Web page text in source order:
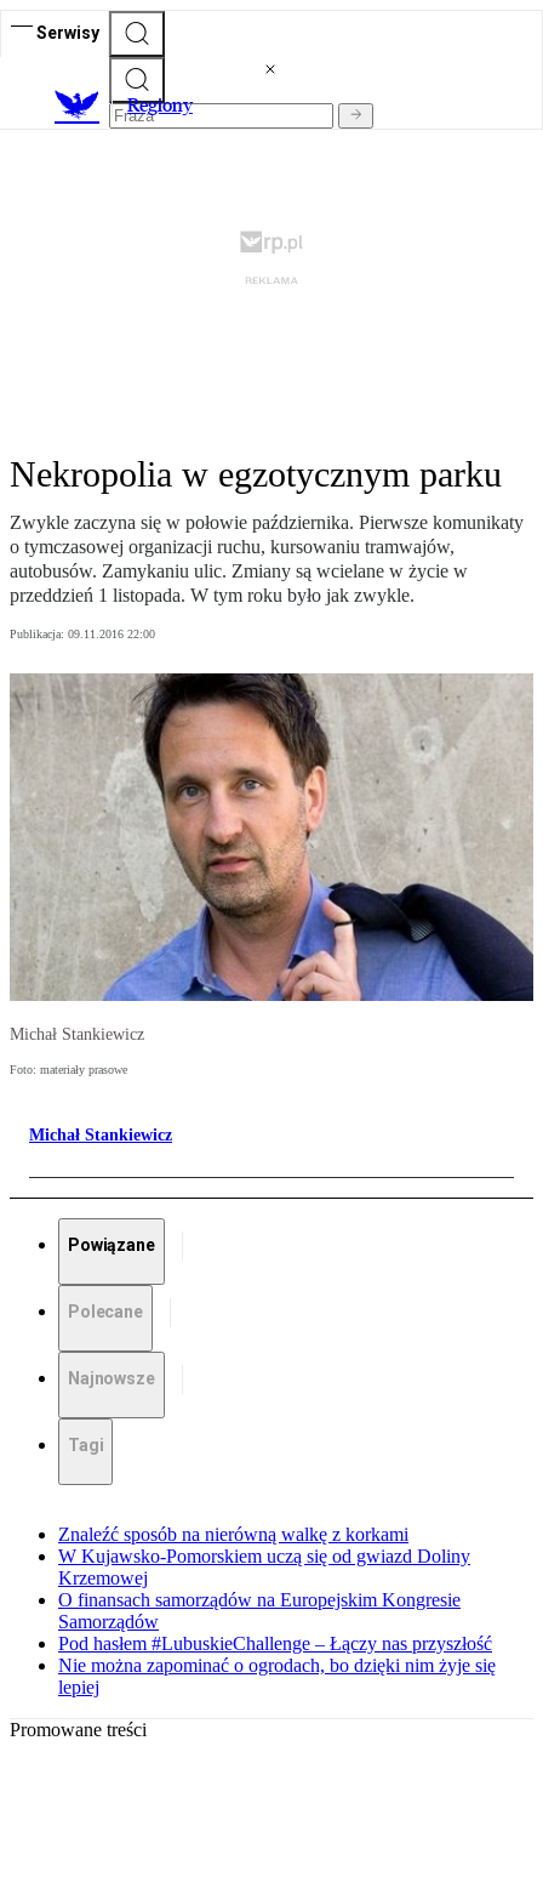
Serwisy
Regiony
Nekropolia w egzotycznym parku
Zwykle zaczyna się w połowie października. Pierwsze komunikaty
o tymczasowej organizacji ruchu, kursowaniu tramwajów,
autobusów. Zamykaniu ulic. Zmiany są wcielane w życie w
przeddzień 1 listopada. W tym roku było jak zwykle.
Publikacja: 09.11.2016 22:00
Michał Stankiewicz
Foto: materiały prasowe
Michał Stankiewicz
Powiązane
Polecane
Najnowsze
Tagi
Znaleźć sposób na nierówną walkę z korkami
W Kujawsko-Pomorskiem uczą się od gwiazd Doliny
Krzemowej
O finansach samorządów na Europejskim Kongresie
Samorządów
Pod hasłem #LubuskieChallenge – Łączy nas przyszłość
Nie można zapominać o ogrodach, bo dzięki nim żyje się
lepiej
Promowane treści